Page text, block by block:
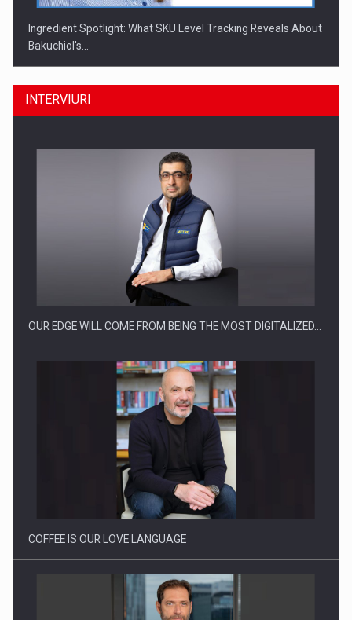
Ingredient Spotlight: What SKU Level Tracking Reveals About
Bakuchiol's…
Producatorii si comerciantii care nu se supun noilor
Proteinmaxxing and the Future of Protein Demand
INTERVIURI
OUR EDGE WILL COME FROM BEING THE MOST DIGITALIZED…
COFFEE IS OUR LOVE LANGUAGE